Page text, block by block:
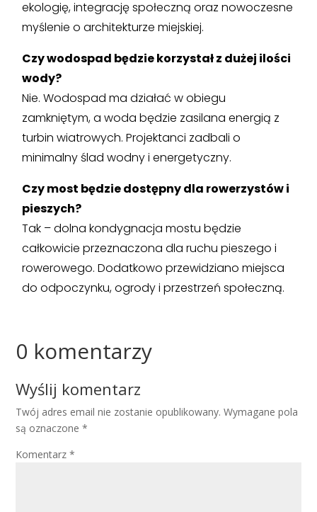
ekologię, integrację społeczną oraz nowoczesne
myślenie o architekturze miejskiej.
Czy wodospad będzie korzystał z dużej ilości
wody?
Nie. Wodospad ma działać w obiegu
zamkniętym, a woda będzie zasilana energią z
turbin wiatrowych. Projektanci zadbali o
minimalny ślad wodny i energetyczny.
Czy most będzie dostępny dla rowerzystów i
pieszych?
Tak – dolna kondygnacja mostu będzie
całkowicie przeznaczona dla ruchu pieszego i
rowerowego. Dodatkowo przewidziano miejsca
do odpoczynku, ogrody i przestrzeń społeczną.
0 komentarzy
Wyślij komentarz
Twój adres email nie zostanie opublikowany. Wymagane pola
są oznaczone*
Komentarz*